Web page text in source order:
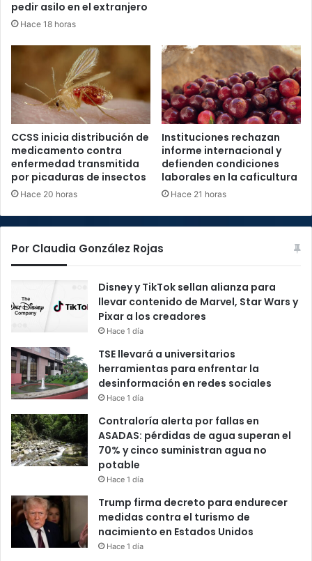
pedir asilo en el extranjero
Hace 18 horas
CCSS inicia distribución de
medicamento contra
enfermedad transmitida
por picaduras de insectos
Hace 20 horas
Instituciones rechazan
informe internacional y
defienden condiciones
laborales en la caficultura
Hace 21 horas
Por Claudia González Rojas
Disney y TikTok sellan alianza para
llevar contenido de Marvel, Star Wars y
Pixar a los creadores
Hace 1 día
TSE llevará a universitarios
herramientas para enfrentar la
desinformación en redes sociales
Hace 1 día
Contraloría alerta por fallas en
ASADAS: pérdidas de agua superan el
70% y cinco suministran agua no
potable
Hace 1 día
Trump firma decreto para endurecer
medidas contra el turismo de
nacimiento en Estados Unidos
Hace 1 día